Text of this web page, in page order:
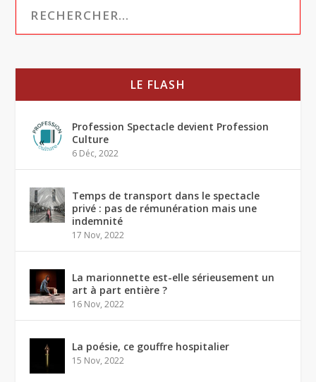
LE FLASH
Profession Spectacle devient Profession
Culture
6 Déc, 2022
Temps de transport dans le spectacle
privé : pas de rémunération mais une
indemnité
17 Nov, 2022
La marionnette est-elle sérieusement un
art à part entière ?
16 Nov, 2022
La poésie, ce gouffre hospitalier
15 Nov, 2022